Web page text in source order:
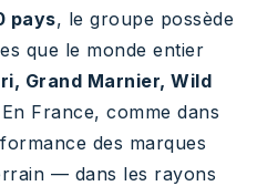
pays, le groupe possède
que le monde entier
Grand Marnier, Wild
France, comme dans
des marques
— dans les rayons